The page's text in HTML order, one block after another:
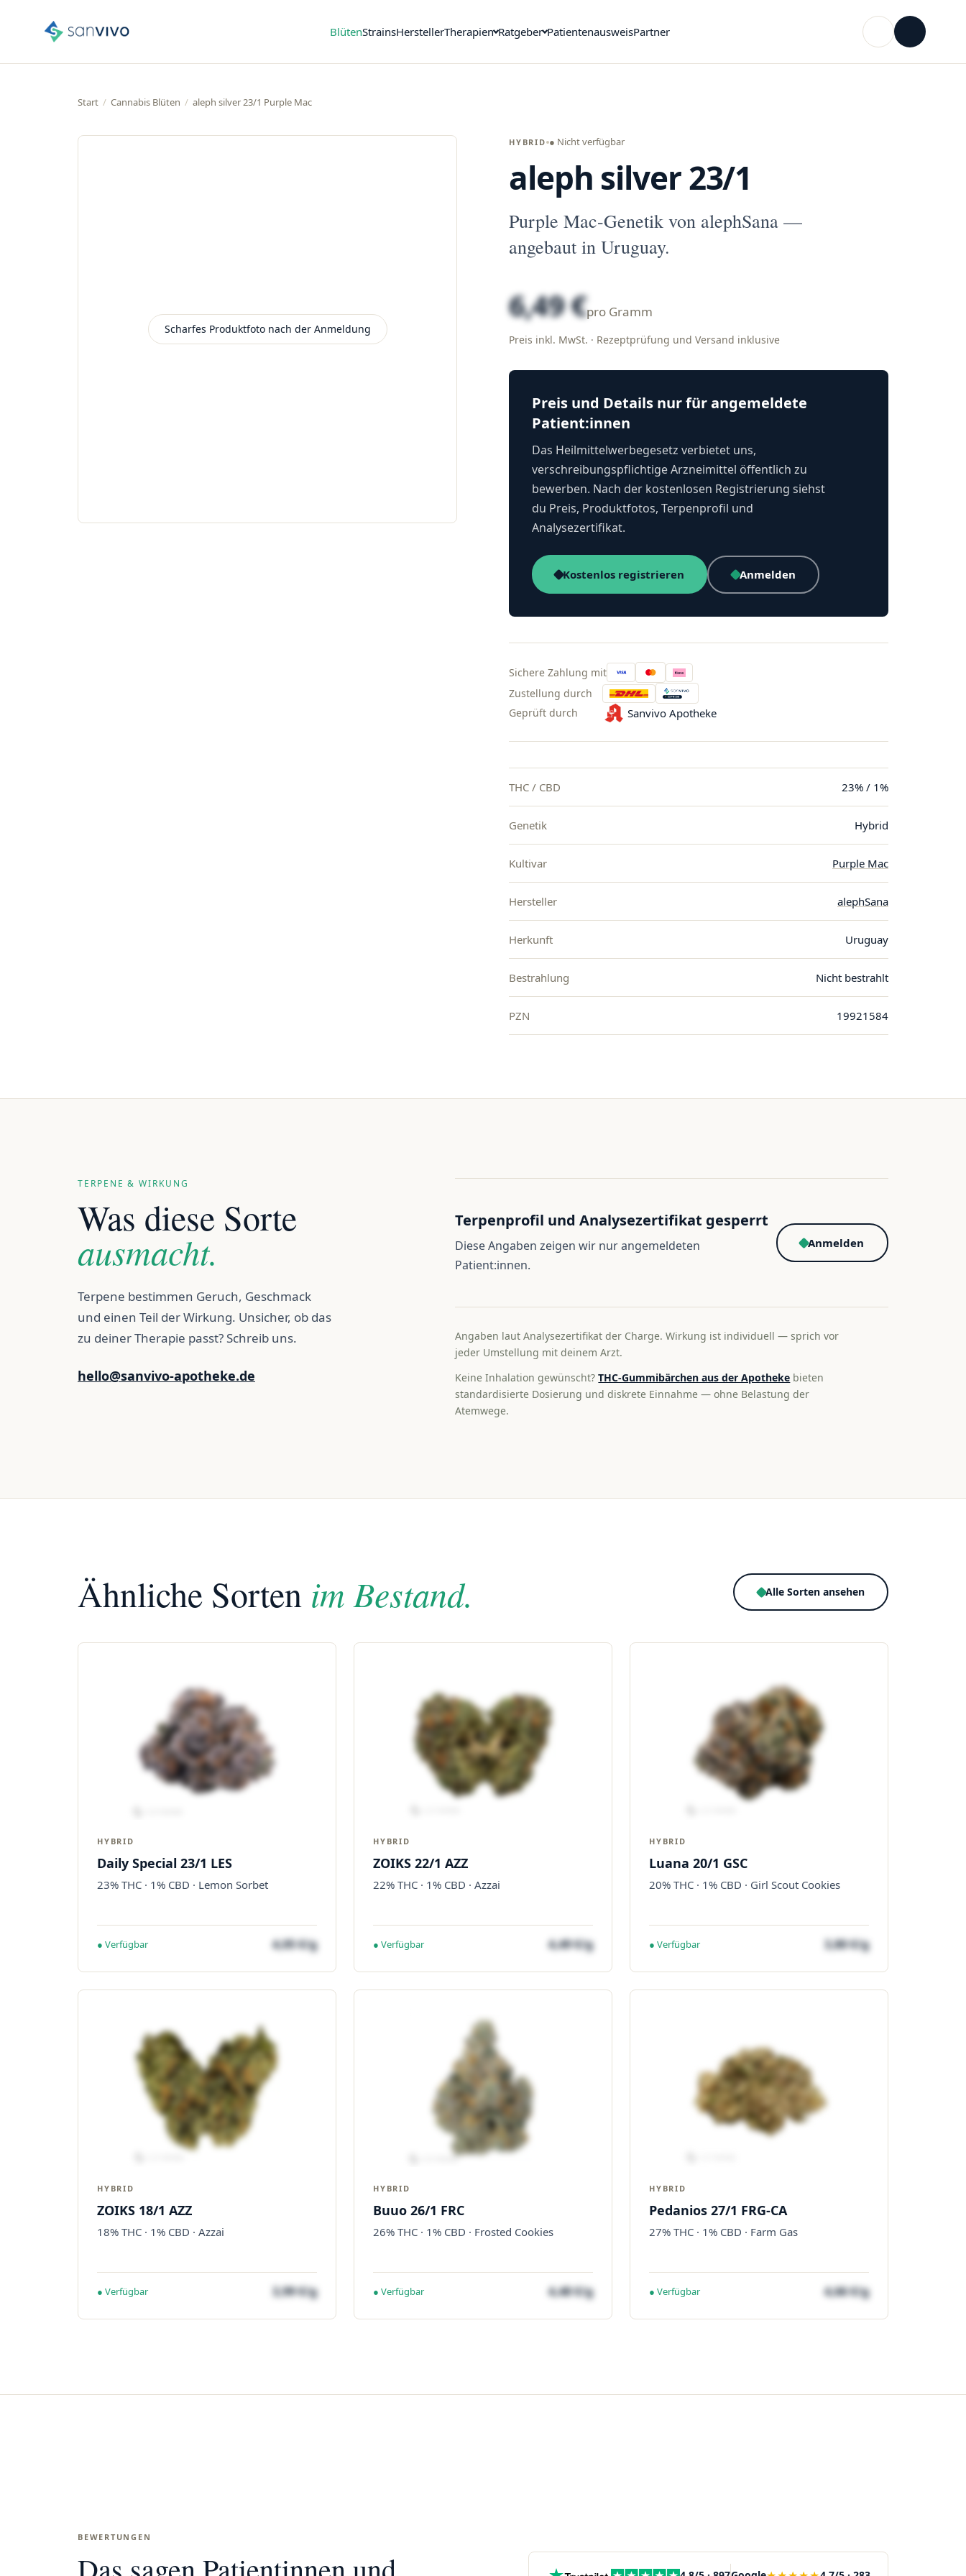
BlütenStrainsHerstellerTherapien Ratgeber PatientenausweisPartner
Start / Cannabis Blüten / aleph silver 23/1 Purple Mac
Scharfes Produktfoto nach der Anmeldung
HYBRID ● Nicht verfügbar
aleph silver 23/1
Purple Mac-Genetik von alephSana —
angebaut in Uruguay.
6,49 €pro Gramm
Preis inkl. MwSt. · Rezeptprüfung und Versand inklusive
Preis und Details nur für angemeldete
Patient:innen
Das Heilmittelwerbegesetz verbietet uns,
verschreibungspflichtige Arzneimittel öffentlich zu
bewerben. Nach der kostenlosen Registrierung siehst
du Preis, Produktfotos, Terpenprofil und
Analysezertifikat.
Kostenlos registrieren Anmelden
Sichere Zahlung mit
Zustellung durch
Geprüft durch
Sanvivo Apotheke
THC / CBD 23% / 1%
Genetik Hybrid
Kultivar Purple Mac
Hersteller alephSana
Herkunft Uruguay
Bestrahlung Nicht bestrahlt
PZN 19921584
TERPENE & WIRKUNG
Was diese Sorte
ausmacht.
Terpene bestimmen Geruch, Geschmack
und einen Teil der Wirkung. Unsicher, ob das
zu deiner Therapie passt? Schreib uns.
hello@sanvivo-apotheke.de
Terpenprofil und Analysezertifikat gesperrt
Diese Angaben zeigen wir nur angemeldeten
Patient:innen.
Anmelden
Angaben laut Analysezertifikat der Charge. Wirkung ist individuell — sprich vor
jeder Umstellung mit deinem Arzt.
Keine Inhalation gewünscht?THC-Gummibärchen aus der Apotheke bieten
standardisierte Dosierung und diskrete Einnahme — ohne Belastung der
Atemwege.
Ähnliche Sorten im Bestand. Alle Sorten ansehen
HYBRID
Daily Special 23/1 LES
23% THC · 1% CBD · Lemon Sorbet
● Verfügbar 4,05 €/g
HYBRID
ZOIKS 22/1 AZZ
22% THC · 1% CBD · Azzai
● Verfügbar 4,49 €/g
HYBRID
Luana 20/1 GSC
20% THC · 1% CBD · Girl Scout Cookies
● Verfügbar 3,80 €/g
HYBRID
ZOIKS 18/1 AZZ
18% THC · 1% CBD · Azzai
● Verfügbar 3,99 €/g
HYBRID
Buuo 26/1 FRC
26% THC · 1% CBD · Frosted Cookies
● Verfügbar 4,48 €/g
HYBRID
Pedanios 27/1 FRG-CA
27% THC · 1% CBD · Farm Gas
● Verfügbar 4,66 €/g
BEWERTUNGEN